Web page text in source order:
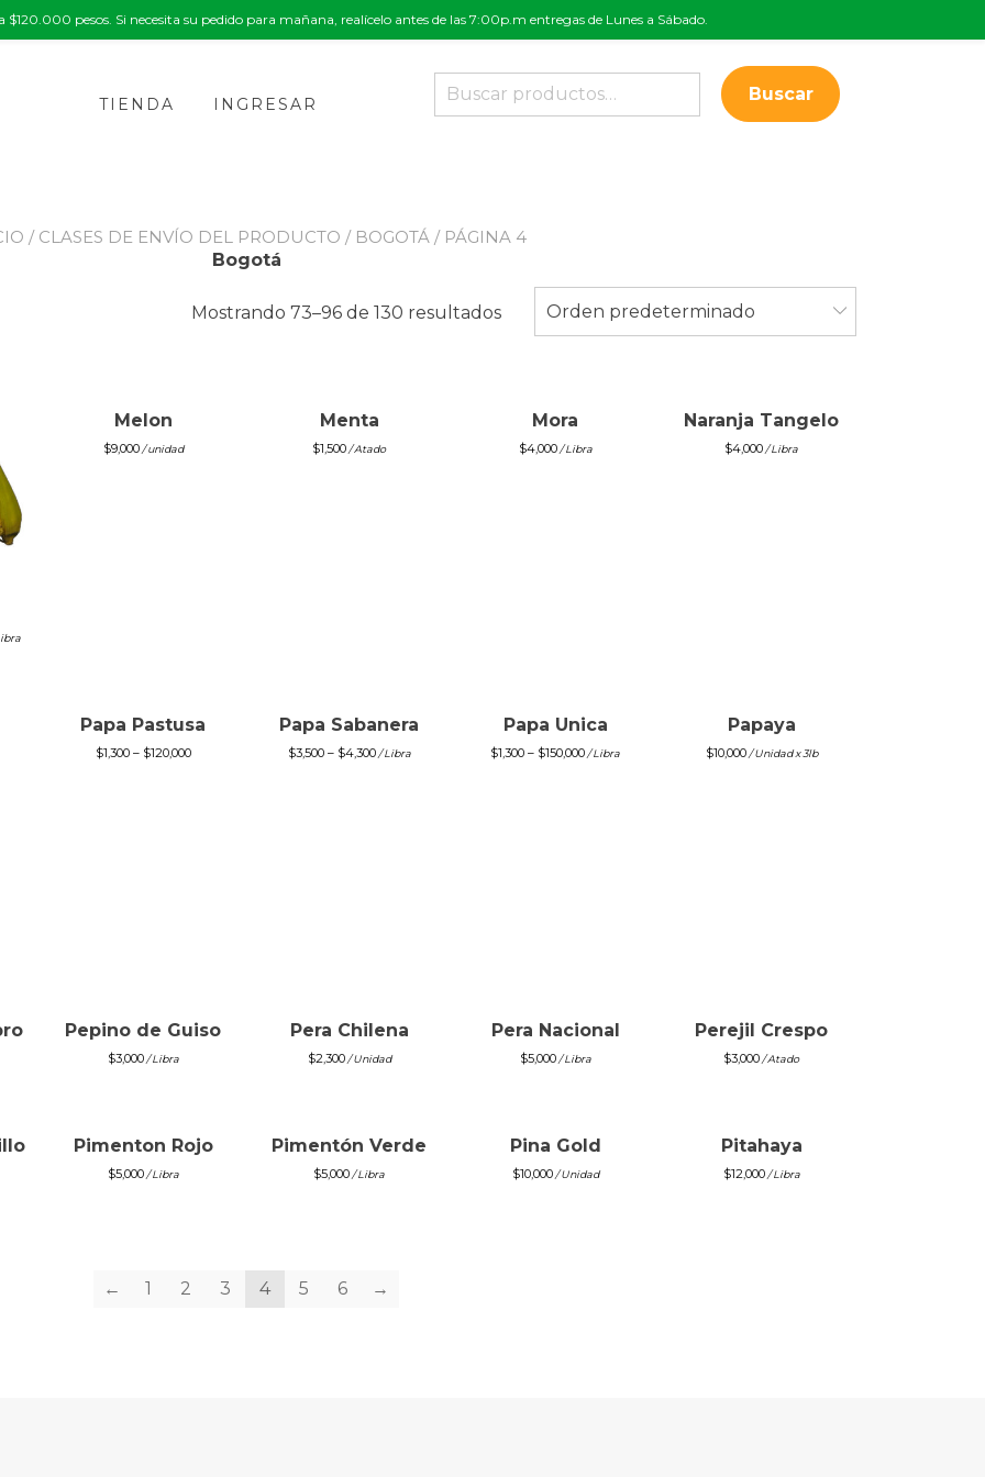
TIENDA INGRESAR
Buscar
por:
Buscar
/ CLASES DE ENVÍO DEL PRODUCTO / BOGOTÁ/ PÁGINA 4
Bogotá
Mostrando 73–96 de 130 resultados Orden predeterminado
Melon
$9,000/ unidad
Menta
$1,500 / Atado
Mora
$4,000/ Libra
Naranja Tangelo
$4,000 / Libra
Papa Pastusa
$1,300– $120,000
Papa Sabanera
$3,500– $4,300/ Libra
Papa Unica
$1,300 – $150,000 / Libra
Papaya
$10,000/ Unidad x 3lb
Pepino de Guiso
$3,000/ Libra
Pera Chilena
$2,300/ Unidad
Pera Nacional
$5,000/ Libra
Perejil Crespo
$3,000 / Atado
Pimenton Rojo
$5,000/ Libra
Pimentón Verde
$5,000 / Libra
Pina Gold
$10,000/ Unidad
Pitahaya
$12,000/ Libra
← 1 2 3 4 5 6 →
pesos. Si necesita su pedido para mañana, realícelo antes de las 7:00p.m entregas de Lunes a Sábado.